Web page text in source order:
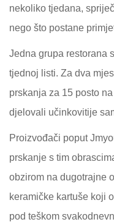
nekoliko tjedana,
nego što postane
Jedna grupa restorana
tjednoj listi. Za dva
prskanja za 15 posto
djelovali učinkovitije
Proizvođači poput
prskanje s tim
obzirom na dugotrajne
keramičke kartuše koji
pod teškom